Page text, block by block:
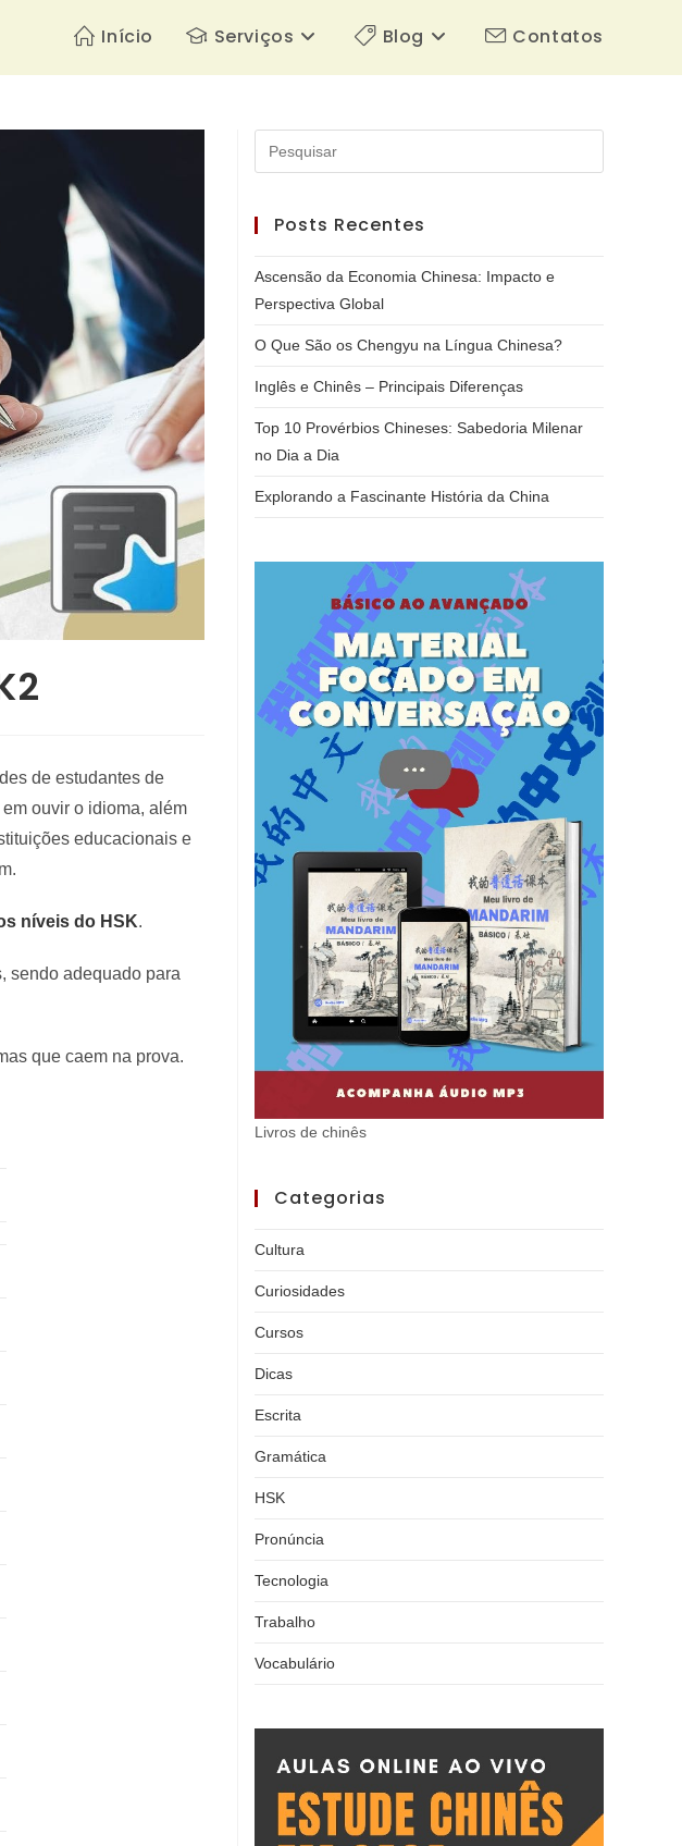
Início Serviços Blog Contatos
de estudantes de
ouvir o idioma, além
educacionais e
níveis do HSK.
sendo adequado para
que caem na prova.
Posts Recentes
Ascensão da Economia Chinesa: Impacto e
Perspectiva Global
O Que São os Chengyu na Língua Chinesa?
Inglês e Chinês – Principais Diferenças
Top 10 Provérbios Chineses: Sabedoria Milenar
no Dia a Dia
Explorando a Fascinante História da China
Livros de chinês
Categorias
Cultura
Curiosidades
Cursos
Dicas
Escrita
Gramática
HSK
Pronúncia
Tecnologia
Trabalho
Vocabulário